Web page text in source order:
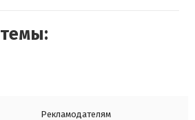
Рекламодателям